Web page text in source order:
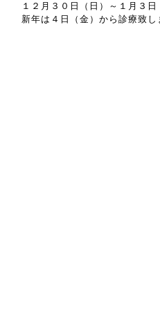
１２月３０日（日）～１月３日
新年は４日（金）から診療致し